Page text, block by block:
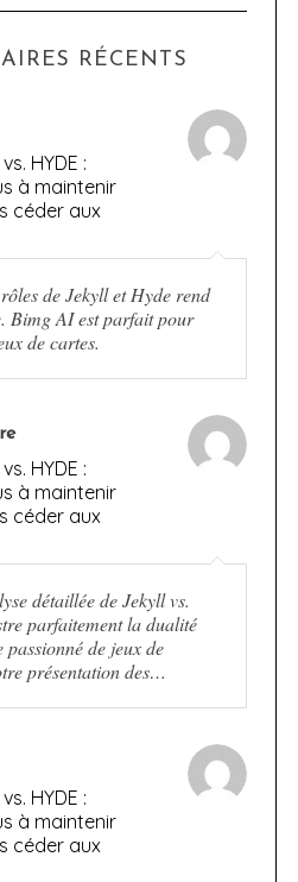
RÉCENTS
HYDE :
à maintenir
céder aux
de Jekyll et Hyde rend
Bimg AI est parfait pour
de cartes.
HYDE :
à maintenir
céder aux
détaillée de Jekyll vs.
parfaitement la dualité
de jeux de
présentation des…
HYDE :
à maintenir
céder aux